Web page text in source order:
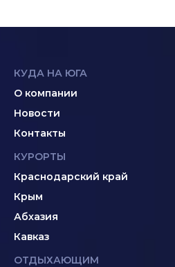
КУДА НА ЮГА
О компании
Новости
Контакты
КУРОРТЫ
Краснодарский край
Крым
Абхазия
Кавказ
ОТДЫХАЮЩИМ